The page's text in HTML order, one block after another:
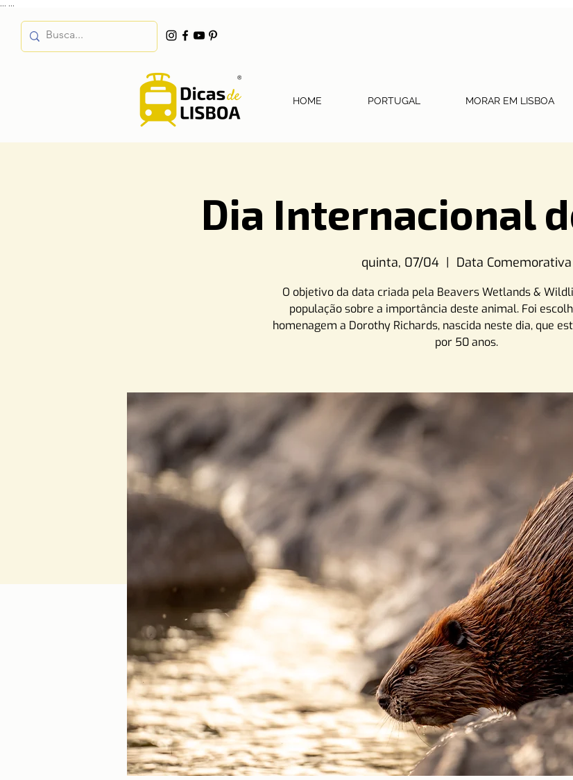
HOME PORTUGAL MORAR EM LISBOA
Dia Internacional
quinta, 07/04
  |
Data Comemorativa
O objetivo da data criada pela Beavers Wetlands &
população sobre a importância deste animal. Foi
homenagem a Dorothy Richards, nascida neste dia, que
por 50 anos.